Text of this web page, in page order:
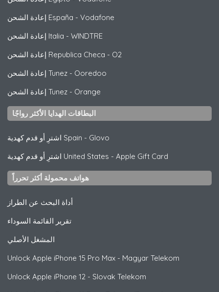
إعادة الشحن España - Vodafone
إعادة الشحن Italia - WINDTRE
إعادة الشحن Republica Checa - O2
إعادة الشحن Tunez - Ooredoo
إعادة الشحن Tunez - Orange
البطاقات الهدايا الأكثر رواجًا
اشترِ أو قدم كهدية Spain - Glovo
اشترِ أو قدم كهدية United States - Apple Gift Card
هواتف محمولة أكثر تحرراً
أداة البحث عن الطراز
تقرير القائمة السوداء
المشغل الأصلي
Unlock Apple iPhone 15 Pro Max - Magyar Telekom
Unlock Apple iPhone 12 - Slovak Telekom